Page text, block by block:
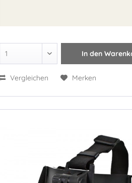
In den
Vergleichen Merken